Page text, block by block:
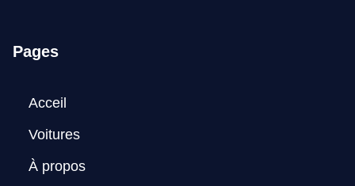
Pages
Acceil
Voitures
À propos